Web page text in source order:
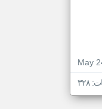
May
٣٢٨